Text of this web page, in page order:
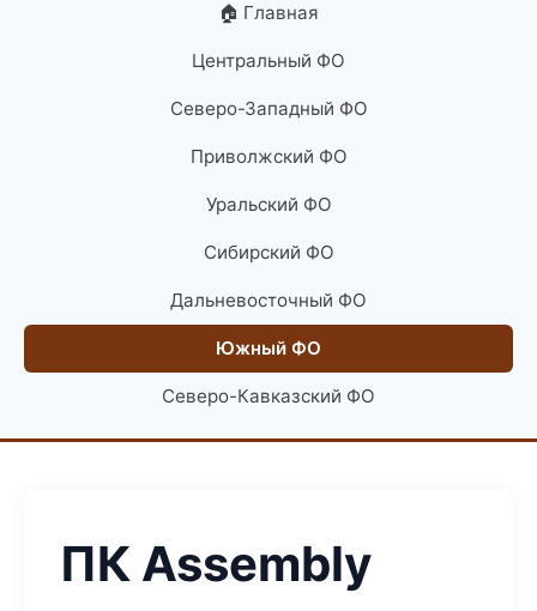
🏠 Главная
Центральный ФО
Северо-Западный ФО
Приволжский ФО
Уральский ФО
Сибирский ФО
Дальневосточный ФО
Южный ФО
Северо-Кавказский ФО
ПК Assembly